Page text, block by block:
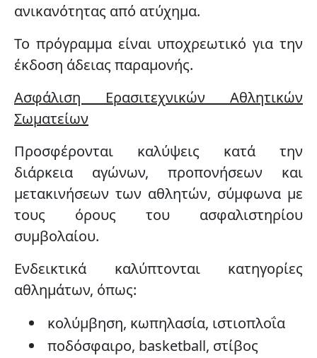
ανικανότητας από ατύχημα.
Το πρόγραμμα είναι υποχρεωτικό για την
έκδοση άδειας παραμονής.
Ασφάλιση Ερασιτεχνικών Αθλητικών
Σωματείων
Προσφέρονται καλύψεις κατά την
διάρκεια αγώνων, προπονήσεων και
μετακινήσεων των αθλητών, σύμφωνα με
τους όρους του ασφαλιστηρίου
συμβολαίου.
Ενδεικτικά καλύπτονται κατηγορίες
αθλημάτων, όπως:
κολύμβηση, κωπηλασία, ιστιοπλοΐα
ποδόσφαιρο, basketball, στίβος